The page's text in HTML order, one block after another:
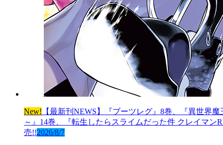
New! 【最新刊NEWS】『ブーツレグ』8巻、『異世界
～』14巻、『転生したらスライムだった件 クレイマ
売!!2026/8/7